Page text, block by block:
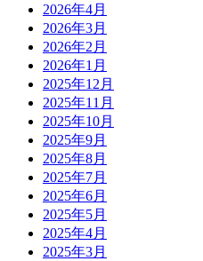
2026年4月
2026年3月
2026年2月
2026年1月
2025年12月
2025年11月
2025年10月
2025年9月
2025年8月
2025年7月
2025年6月
2025年5月
2025年4月
2025年3月